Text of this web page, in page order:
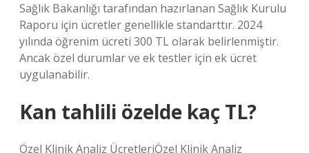
Sağlık Bakanlığı tarafından hazırlanan Sağlık Kurulu
Raporu için ücretler genellikle standarttır. 2024
yılında öğrenim ücreti 300 TL olarak belirlenmiştir.
Ancak özel durumlar ve ek testler için ek ücret
uygulanabilir.
Kan tahlili özelde kaç TL?
Özel Klinik Analiz ÜcretleriÖzel Klinik Analiz